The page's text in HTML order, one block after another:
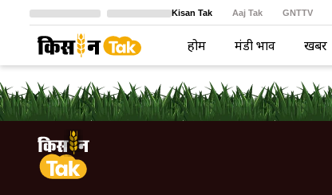
Kisan Tak Aaj Tak GNTTV
Crime Tak Astro Tak
होम मंडी भाव खबरें